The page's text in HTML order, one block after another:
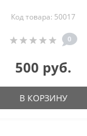
Код товара: 50017
0
500 руб.
В КОРЗИНУ